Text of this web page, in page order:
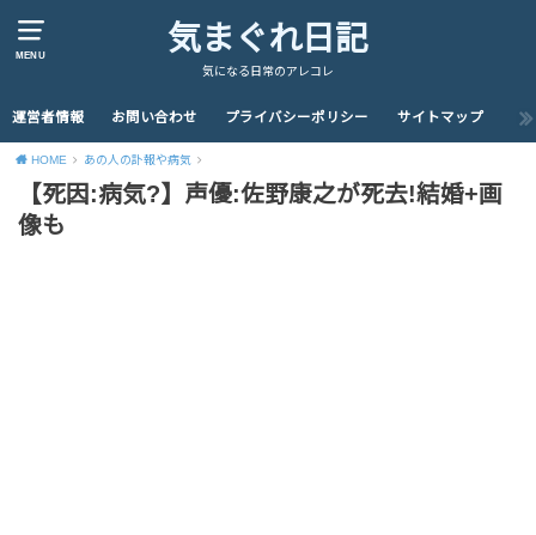
MENU 気まぐれ日記
気になる日常のアレコレ
運営者情報 お問い合わせ プライバシーポリシー サイトマップ
HOME あの人の訃報や病気
【死因:病気?】声優:佐野康之が死去!結婚+画
像も